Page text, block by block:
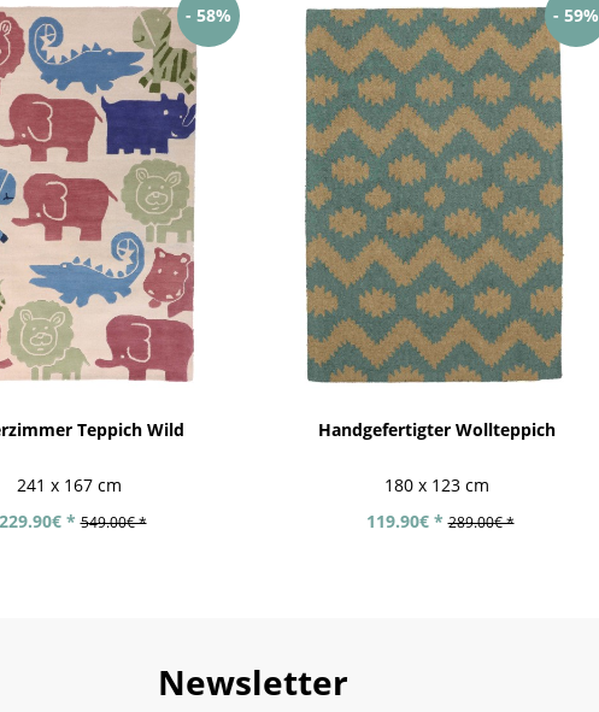
- 58%
Teppich Wild
241 x 167 cm
229.90€ * 549.00€ *
- 59%
Handgefertigter Wollteppich
180 x 123 cm
119.90€ * 289.00€ *
Newsletter